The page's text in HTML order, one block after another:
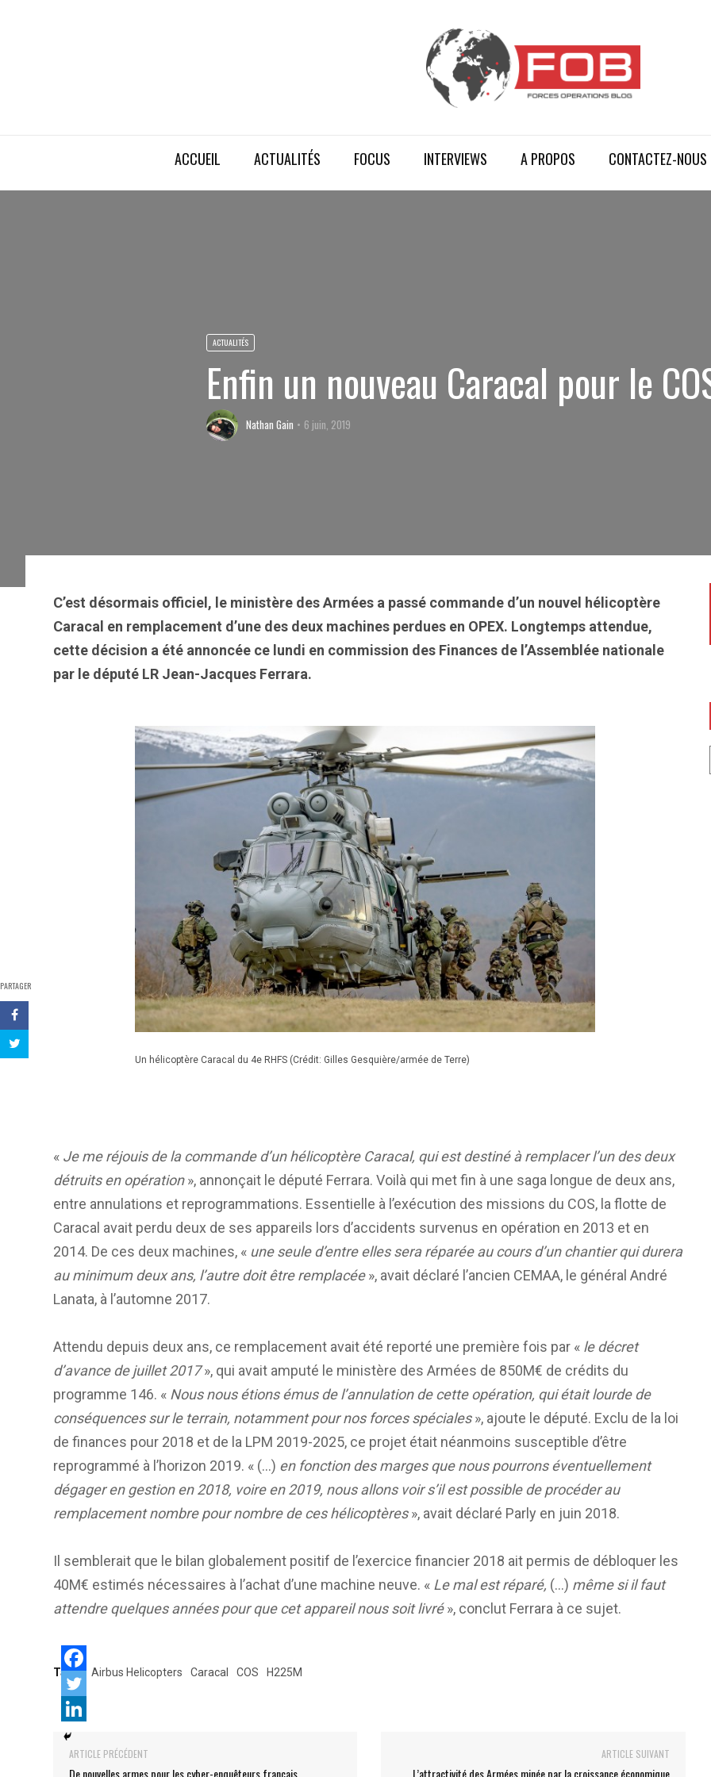
ACCUEIL ACTUALITÉS FOCUS INTERVIEWS A PROPOS CONTACTEZ-NOUS
ACTUALITÉS
Enfin un nouveau Caracal pour le
Nathan Gain 6 juin, 2019
PARTAGER
C’est désormais officiel, le ministère des Armées a passé commande d’un nouvel hélicoptère
Caracal en remplacement d’une des deux machines perdues en OPEX. Longtemps attendue,
cette décision a été annoncée ce lundi en commission des Finances de l’Assemblée nationale
par le député LR Jean-Jacques Ferrara.
Un hélicoptère Caracal du 4e RHFS (Crédit: Gilles Gesquière/armée de Terre)
« Je me réjouis de la commande d’un hélicoptère Caracal, qui est destiné à remplacer l’un des deux
détruits en opération», annonçait le député Ferrara. Voilà qui met fin à une saga longue de deux ans,
entre annulations et reprogrammations. Essentielle à l’exécution des missions du COS, la flotte de
Caracal avait perdu deux de ses appareils lors d’accidents survenus en opération en 2013 et en
2014. De ces deux machines, « une seule d’entre elles sera réparée au cours d’un chantier qui durera
au minimum deux ans, l’autre doit être remplacée», avait déclaré l’ancien CEMAA, le général André
Lanata, à l’automne 2017.
Attendu depuis deux ans, ce remplacement avait été reporté une première fois par « le décret
d’avance de juillet 2017», qui avait amputé le ministère des Armées de 850M€ de crédits du
programme 146. « Nous nous étions émus de l’annulation de cette opération, qui était lourde de
conséquences sur le terrain, notamment pour nos forces spéciales», ajoute le député. Exclu de la loi
de finances pour 2018 et de la LPM 2019-2025, ce projet était néanmoins susceptible d’être
reprogrammé à l’horizon 2019. « (…) en fonction des marges que nous pourrons éventuellement
dégager en gestion en 2018, voire en 2019, nous allons voir s’il est possible de procéder au
remplacement nombre pour nombre de ces hélicoptères», avait déclaré Parly en juin 2018.
Il semblerait que le bilan globalement positif de l’exercice financier 2018 ait permis de débloquer les
40M€ estimés nécessaires à l’achat d’une machine neuve. « Le mal est réparé, (…) même si il faut
attendre quelques années pour que cet appareil nous soit livré», conclut Ferrara à ce sujet.
Tags: Airbus Helicopters Caracal COS H225M
ARTICLE PRÉCÉDENT
De nouvelles armes pour les cyber-enquêteurs français
ARTICLE SUIVANT
L’attractivité des Armées minée par la croissance économique